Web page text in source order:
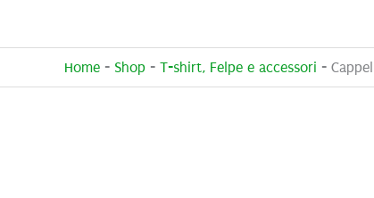
Home - Shop - T-shirt, Felpe e accessori -